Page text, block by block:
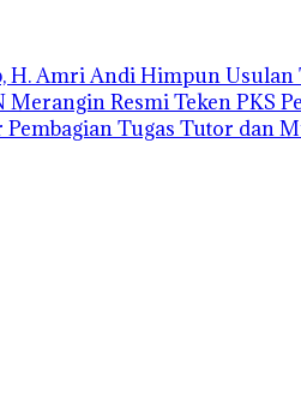
H. Amri Andi Himpun Usulan
Resmi Teken PKS
Pembagian Tugas Tutor